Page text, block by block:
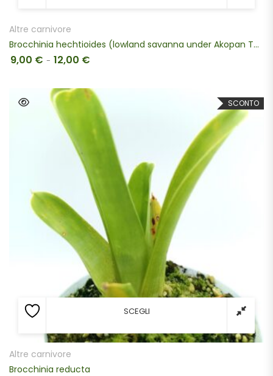
Altre carnivore
Brocchinia hechtioides (lowland savanna under Akopan Tepui, Venezuela)
9,00 € - 12,00 €
SCONTO
SCEGLI
Altre carnivore
Brocchinia reducta